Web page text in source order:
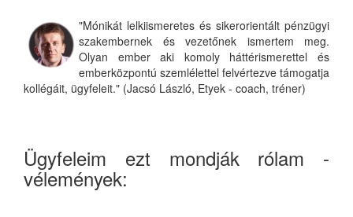
"Mónikát lelkiismeretes és sikerorientált pénzügyi
szakembernek és vezetőnek ismertem meg.
Olyan ember aki komoly háttérismerettel és
emberközpontú szemlélettel felvértezve támogatja
kollégáit, ügyfeleit." (Jacsó László, Etyek - coach, tréner)
Ügyfeleim ezt mondják rólam -
vélemények: